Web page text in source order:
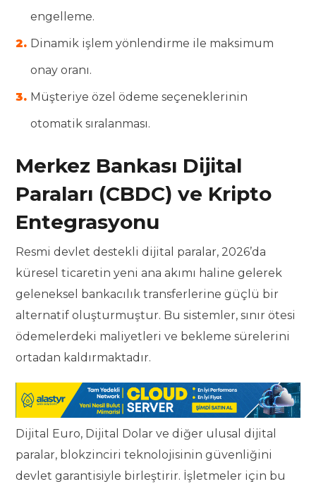
engelleme.
Dinamik işlem yönlendirme ile maksimum
onay oranı.
Müşteriye özel ödeme seçeneklerinin
otomatik sıralanması.
Merkez Bankası Dijital
Paraları (CBDC) ve Kripto
Entegrasyonu
Resmi devlet destekli dijital paralar, 2026’da
küresel ticaretin yeni ana akımı haline gelerek
geleneksel bankacılık transferlerine güçlü bir
alternatif oluşturmuştur. Bu sistemler, sınır ötesi
ödemelerdeki maliyetleri ve bekleme sürelerini
ortadan kaldırmaktadır.
Dijital Euro, Dijital Dolar ve diğer ulusal dijital
paralar, blokzinciri teknolojisinin güvenliğini
devlet garantisiyle birleştirir. İşletmeler için bu